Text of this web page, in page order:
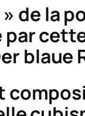
de la
par
blaue